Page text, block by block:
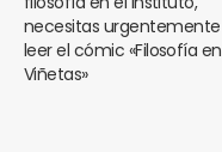
necesitas urgentemente
leer el cómic «Filosofía en
Viñetas»